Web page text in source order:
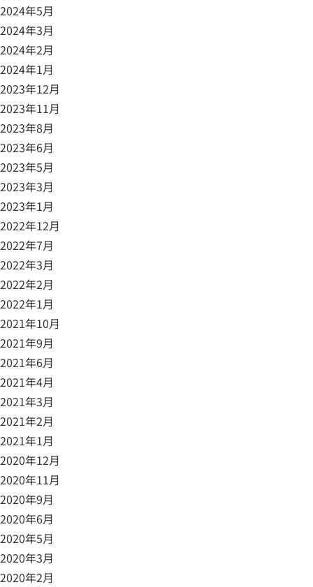
2024年5月
2024年3月
2024年2月
2024年1月
2023年12月
2023年11月
2023年8月
2023年6月
2023年5月
2023年3月
2023年1月
2022年12月
2022年7月
2022年3月
2022年2月
2022年1月
2021年10月
2021年9月
2021年6月
2021年4月
2021年3月
2021年2月
2021年1月
2020年12月
2020年11月
2020年9月
2020年6月
2020年5月
2020年3月
2020年2月